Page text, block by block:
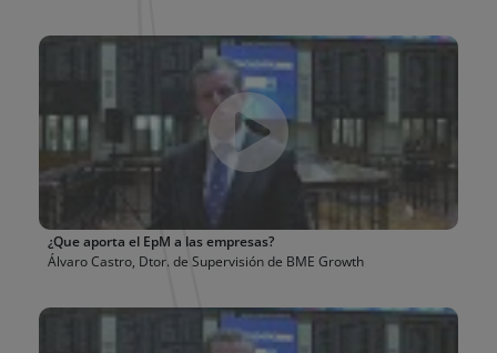
¿Que aporta el EpM a las empresas?
Álvaro Castro, Dtor. de Supervisión de BME Growth